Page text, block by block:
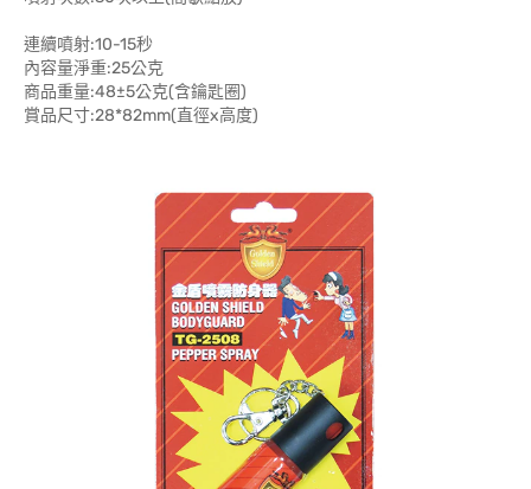
連續噴射:10-15秒
內容量淨重:25公克
商品重量:48±5公克(含鑰匙圈)
賞品尺寸:28*82mm(直徑x高度)